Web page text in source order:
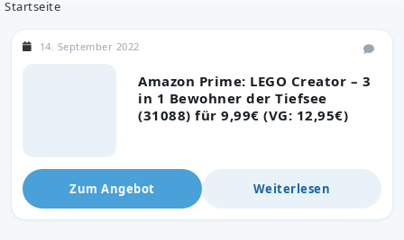
Startseite
Amazon Prime: LEGO Creator – 3
in 1 Bewohner der Tiefsee
(31088) für 9,99€ (VG: 12,95€)
14. September 2022
Zum Angebot Weiterlesen